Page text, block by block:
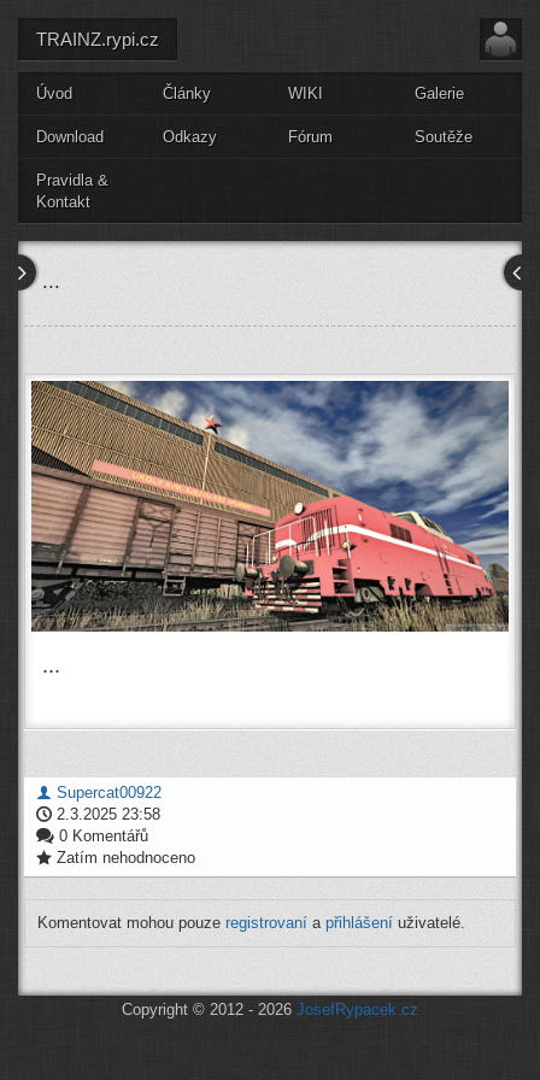
TRAINZ.rypi.cz
Úvod Články WIKI Galerie
Download Odkazy Fórum Soutěže
Pravidla &
Kontakt
...
...
Supercat00922
2.3.2025 23:58
0 Komentářů
Zatím nehodnoceno
Komentovat mohou pouze registrovaní a přihlášení uživatelé.
Copyright © 2012 - 2026 JosefRypacek.cz